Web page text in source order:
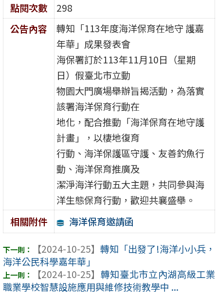
點閱次數
298
公告內容
轉知「113年度海洋保育在地守 護嘉
年華」成果發表會
海保署訂於113年11月10日（星期
日）假臺北市立動
物園大門廣場舉辦旨揭活動，為落實
該署海洋保育行動在
地化，配合推動「海洋保育在地守護
計畫」，以棲地復育
行動、海洋保護區守護、友善釣魚行
動、海洋保育推廣及
潔淨海洋行動五大主題，共同參與海
洋生態保育行動，歡迎共襄盛舉。
相關附件
海洋保育邀請函
【2024-10-25】 轉知「出發了!海洋小小兵，
海洋公民科學嘉年華」
【2024-10-25】 轉知臺北市立內湖高級工業
職業學校智慧設施應用與維修技術教學中 ...